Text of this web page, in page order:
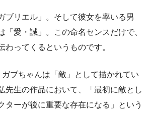
ブリエル」。そして彼女を率いる男
「愛・誠」。この命名センスだけで、
わってくるというものです。
ブちゃんは「敵」として描かれてい
先生の作品において、「最初に敵とし
ターが後に重要な存在になる」という